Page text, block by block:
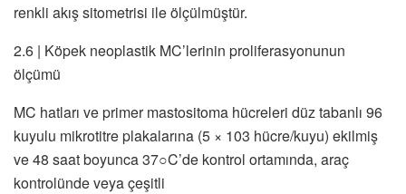
renkli akış sitometrisi ile ölçülmüştür.
2.6 | Köpek neoplastik MC’lerinin proliferasyonunun
ölçümü
MC hatları ve primer mastositoma hücreleri düz tabanlı 96
kuyulu mikrotitre plakalarına (5 × 103 hücre/kuyu) ekilmiş
ve 48 saat boyunca 37○C’de kontrol ortamında, araç
kontrolünde veya çeşitli